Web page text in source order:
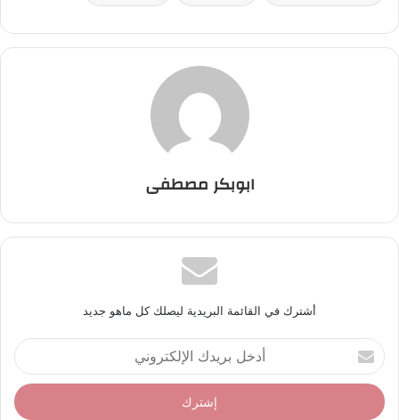
ابوبكر مصطفى
أشترك في القائمة البريدية ليصلك كل ماهو جديد
أ
د
خ
ل